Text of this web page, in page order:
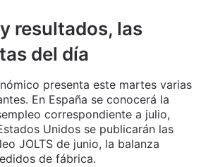
resultados, las
del día
presenta este martes varias
En España se conocerá la
correspondiente a julio,
Unidos se publicarán las
JOLTS de junio, la balanza
de fábrica.